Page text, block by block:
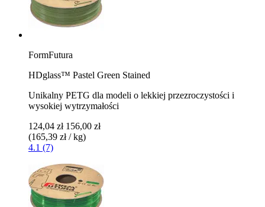
FormFutura
HDglass™ Pastel Green Stained
Unikalny PETG dla modeli o lekkiej przezroczystości i
wysokiej wytrzymałości
124,04 zł 156,00 zł
(165,39 zł / kg)
4.1 (7)